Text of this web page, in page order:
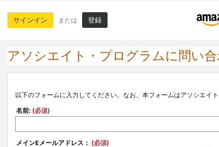
サインイン または 登録
アソシエイト・プログラムに問い
以下のフォームに入力してください。なお、本フォームはアソシエイ
名前: (必須)
メインEメールアドレス： (必須)